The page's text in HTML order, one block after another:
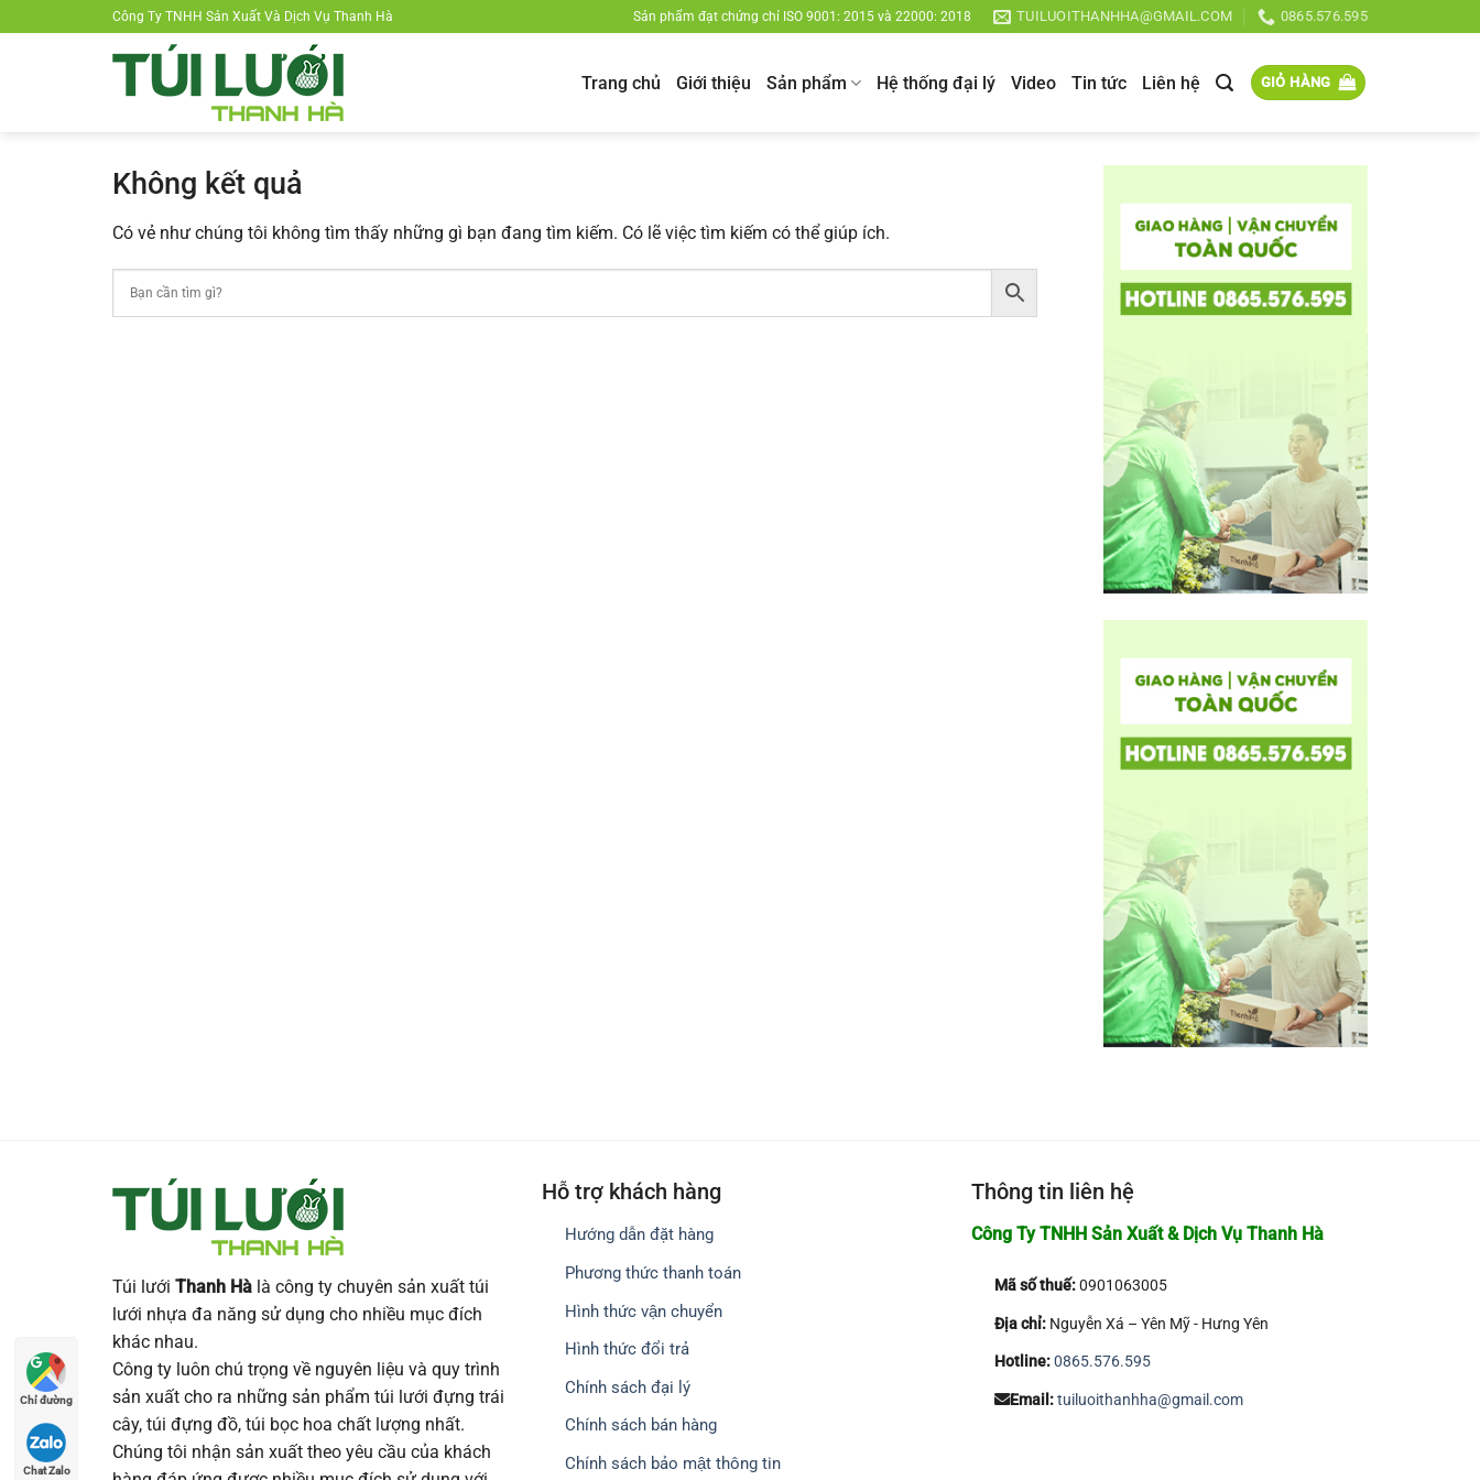
đến
Công Ty TNHH Sản Xuất Và Dịch Vụ Thanh Hà Sản phẩm đạt chứng chỉ ISO 9001: 2015 và 22000: 2018 TUILUOITHANHHA@GMAIL.COM 0865.576.595
Trang chủ Giới thiệu Sản phẩm Hệ thống đại lý Video Tin tức Liên hệ GIỎ HÀNG
Không kết quả
Có vẻ như chúng tôi không tìm thấy những gì bạn đang tìm kiếm. Có lẽ việc tìm kiếm có thể giúp ích.
Túi lưới Thanh Hà là công ty chuyên sản xuất túi
lưới nhựa đa năng sử dụng cho nhiều mục đích
khác nhau.
Công ty luôn chú trọng về nguyên liệu và quy trình
sản xuất cho ra những sản phẩm túi lưới đựng trái
cây, túi đựng đồ, túi bọc hoa chất lượng nhất.
Chúng tôi nhận sản xuất theo yêu cầu của khách
Hỗ trợ khách hàng
Hướng dẫn đặt hàng
Phương thức thanh toán
Hình thức vận chuyển
Hình thức đổi trả
Chính sách đại lý
Chính sách bán hàng
Chính sách bảo mật thông tin
Thông tin liên hệ
Công Ty TNHH Sản Xuất & Dịch Vụ Thanh Hà
Mã số thuế:0901063005
Địa chỉ:Nguyễn Xá – Yên Mỹ - Hưng Yên
Hotline:0865.576.595
Email:tuiluoithanhha@gmail.com
Chỉ đường
Chat Zalo